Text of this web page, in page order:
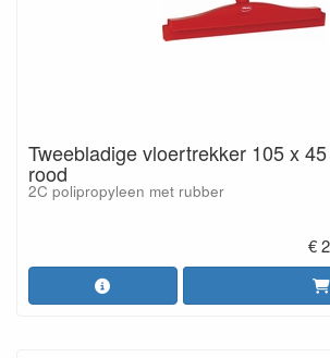
Tweebladige vloertrekker 105 x
rood
2C polipropyleen met rubber
€